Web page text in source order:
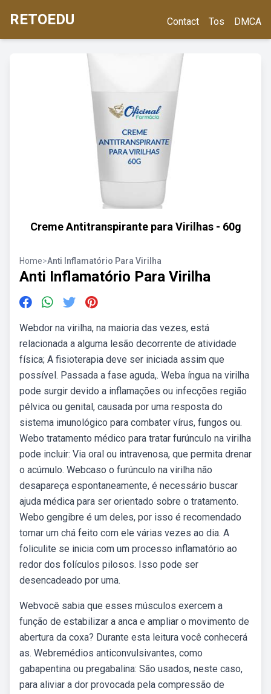
RETOEDU Contact Tos DMCA
Creme Antitranspirante para Virilhas - 60g
Home>Anti Inflamatório Para Virilha
Anti Inflamatório Para Virilha
Webdor na virilha, na maioria das vezes, está
relacionada a alguma lesão decorrente de atividade
física; A fisioterapia deve ser iniciada assim que
possível. Passada a fase aguda,. Weba íngua na virilha
pode surgir devido a inflamações ou infecções região
pélvica ou genital, causada por uma resposta do
sistema imunológico para combater vírus, fungos ou.
Webo tratamento médico para tratar furúnculo na virilha
pode incluir: Via oral ou intravenosa, que permita drenar
o acúmulo. Webcaso o furúnculo na virilha não
desapareça espontaneamente, é necessário buscar
ajuda médica para ser orientado sobre o tratamento.
Webo gengibre é um deles, por isso é recomendado
tomar um chá feito com ele várias vezes ao dia. A
foliculite se inicia com um processo inflamatório ao
redor dos folículos pilosos. Isso pode ser
desencadeado por uma.
Webvocê sabia que esses músculos exercem a
função de estabilizar a anca e ampliar o movimento de
abertura da coxa? Durante esta leitura você conhecerá
as. Webremédios anticonvulsivantes, como
gabapentina ou pregabalina: São usados, neste caso,
para aliviar a dor provocada pela compressão de